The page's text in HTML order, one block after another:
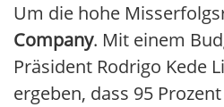
Um die hohe
Company. Mit einem
Präsident Rodrigo Kede
ergeben, dass 95